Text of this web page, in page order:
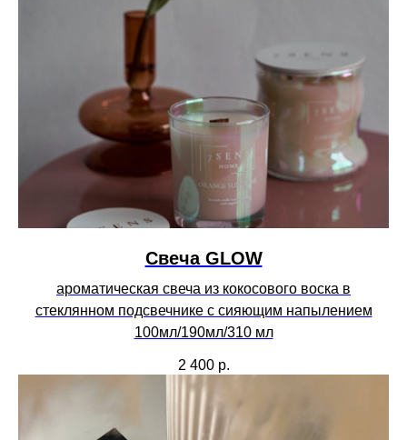
Свеча GLOW
ароматическая свеча из кокосового воска в
стеклянном подсвечнике с сияющим напылением
100мл/190мл/310 мл
2 400 р.